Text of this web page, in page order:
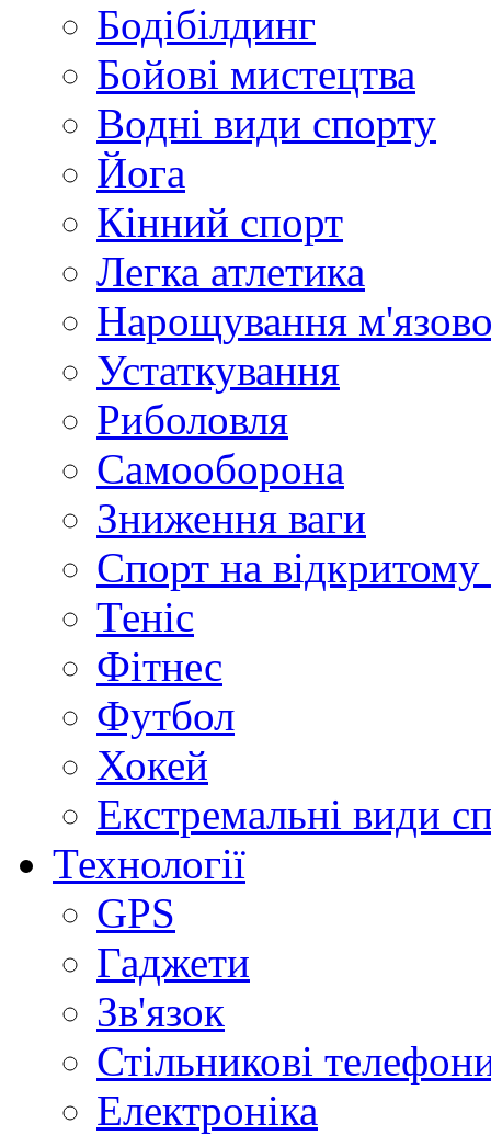
Бодібілдинг
Бойові мистецтва
Водні види спорту
Йога
Кінний спорт
Легка атлетика
Нарощування
Устаткування
Риболовля
Самооборона
Зниження ваги
Спорт на відкритому
Теніс
Фітнес
Футбол
Хокей
Екстремальні види
Технології
GPS
Гаджети
Зв'язок
Стільникові
Електроніка